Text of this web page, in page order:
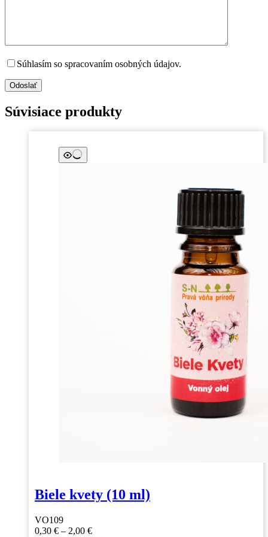
Súhlasím so spracovaním osobných údajov.
Odoslať
Súvisiace produkty
Biele kvety (10 ml)
VO109
0,30 € – 2,00 €Price